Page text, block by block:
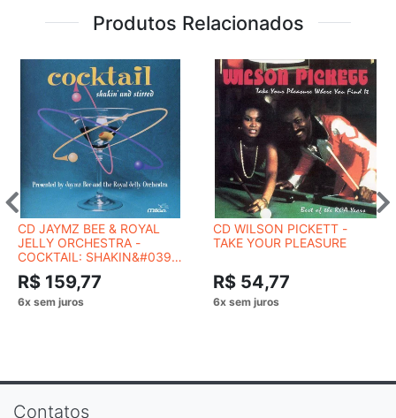
Produtos Relacionados
CD JAYMZ BEE & ROYAL
JELLY ORCHESTRA -
COCKTAIL: SHAKIN&#039;
& STIRRED
R$ 159,77
CD WILSON PICKETT -
TAKE YOUR PLEASURE
R$ 54,77
Contatos